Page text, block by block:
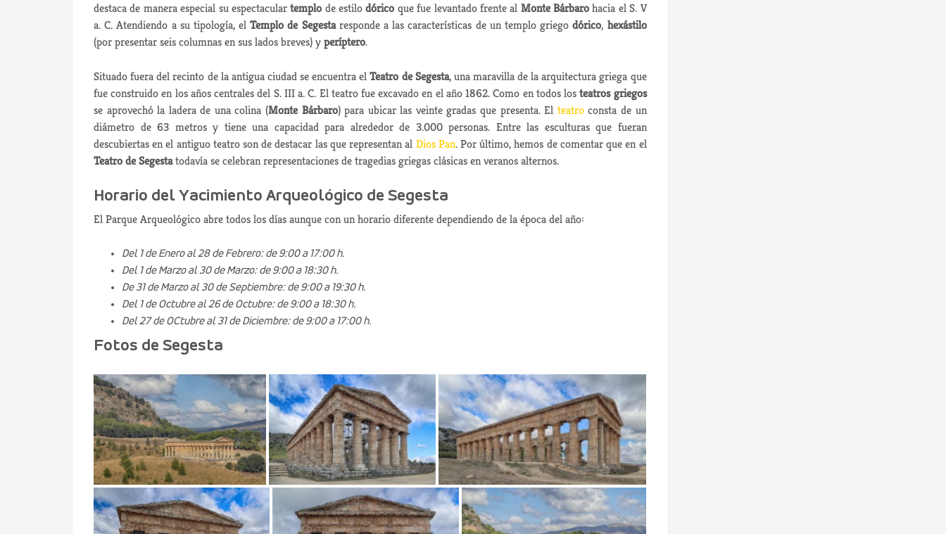
destaca de manera especial su espectaculartemplo de estilodórico que fue levantado frente al Monte Bárbarohacia el S. V
a. C. Atendiendo a su tipología, elTemplo de Segestaresponde a las características de un templo griegodórico, hexástilo
(por presentar seis columnas en sus lados breves) yperíptero.
Situado fuera del recinto de la antigua ciudad se encuentra elTeatro de Segesta, una maravilla de la arquitectura griega que
fue construido en los años centrales del S. III a. C. El teatro fue excavado en el año 1862. Como en todos losteatros griegos
se aprovechó la ladera de una colina (Monte Bárbaro) para ubicar las veinte gradas que presenta. El teatroconsta de un
diámetro de 63 metros y tiene una capacidad para alrededor de 3.000 personas. Entre las esculturas que fueran
descubiertas en el antiguo teatro son de destacar las que representan al Dios Pan. Por último, hemos de comentar que en el
Teatro de Segestatodavía se celebran representaciones de tragedias griegas clásicas en veranos alternos.
Horario del Yacimiento Arqueológico de Segesta
El Parque Arqueológico abre todos los días aunque con un horario diferente dependiendo de la época del año:
Del 1 de Enero al 28 de Febrero: de 9:00 a 17:00 h.
Del 1 de Marzo al 30 de Marzo: de 9:00 a 18:30 h.
De 31 de Marzo al 30 de Septiembre: de 9:00 a 19:30 h.
Del 1 de Octubre al 26 de Octubre: de 9:00 a 18:30 h.
Del 27 de OCtubre al 31 de Diciembre: de 9:00 a 17:00 h.
Fotos de Segesta